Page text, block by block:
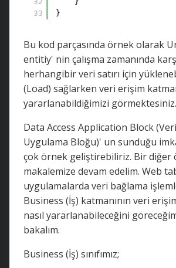
33
}
Bu kod parçasında örnek olarak
entitiy' nin çalışma zamanında
herhangibir veri satırı için
(Load) sağlarken veri erişim
yararlanabildiğimizi görmektesiniz.
Data Access Application Block
Uygulama Bloğu)' un sunduğu
çok örnek geliştirebiliriz. Bir diğer
makalemize devam edelim. Web
uygulamalarda veri bağlama
Business (İş) katmanının veri
nasıl yararlanabileceğini
bakalım.
Business (İş) sınıfımız;